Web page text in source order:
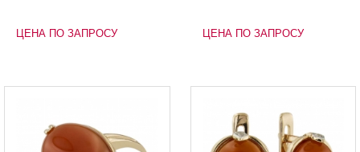
ЦЕНА ПО ЗАПРОСУ ЦЕНА ПО ЗАПРОСУ